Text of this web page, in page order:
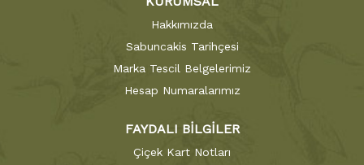
Hakkımızda
Sabuncakis Tarihçesi
Marka Tescil Belgelerimiz
Hesap Numaralarımız
FAYDALI BİLGİLER
Çiçek Kart Notları